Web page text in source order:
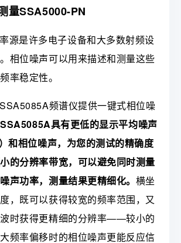
量SSA5000-PN
源是许多电子设备和大多数射频设
相位噪声可以用来描述和测量这些
率稳定性。
频谱仪提供一键式相位噪
SSA5085A具有更低的显示平均噪声
和相位噪声，为您的测试的精确度
的分辨率带宽，可以避免同时测量
声功率，测量结果更精细化。 横坐
，既可以获得较宽的频率范围，又
时获得更精细的分辨率——较小的
频率偏移时的相位噪声更能反应信